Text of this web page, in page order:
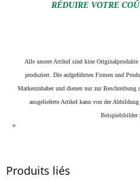
RÉDUIRE VOTRE
Alle unsere Artikel sind kine Originalprodukte
produziert. Die aufgeführten Firmen und
Markeninhaber und dienen nur zur
ausgelieferte Artikel kann von der
Beispielsbilder
"
Produits liés